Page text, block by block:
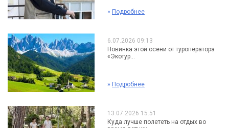
» Подробнее
6.07.2026 09:13
Новинка этой осени от туроператора
«Экотур...
» Подробнее
13.07.2026 15:51
Куда лучше полететь на отдых во